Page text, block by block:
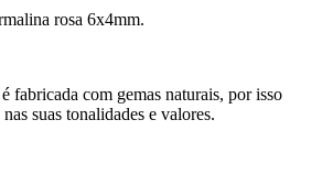
rosa 6x4mm.
fabricada com gemas naturais, por isso
suas tonalidades e valores.